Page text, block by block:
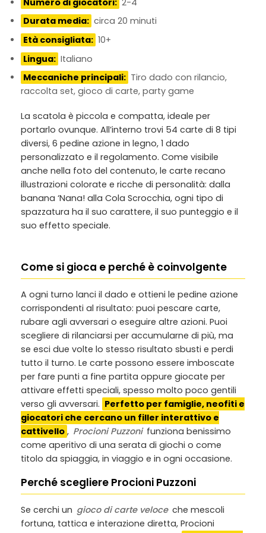
Durata media: circa 20 minuti
Età consigliata: 10+
Lingua: Italiano
Meccaniche principali: Tiro dado con rilancio,
raccolta set, gioco di carte, party game
La scatola è piccola e compatta, ideale per
portarlo ovunque. All’interno trovi 54 carte di 8 tipi
diversi, 6 pedine azione in legno, 1 dado
personalizzato e il regolamento. Come visibile
anche nella foto del contenuto, le carte recano
illustrazioni colorate e ricche di personalità: dalla
banana ‘Nana! alla Cola Scrocchia, ogni tipo di
spazzatura ha il suo carattere, il suo punteggio e il
suo effetto speciale.
Come si gioca e perché è coinvolgente
A ogni turno lanci il dado e ottieni le pedine azione
corrispondenti al risultato: puoi pescare carte,
rubare agli avversari o eseguire altre azioni. Puoi
scegliere di rilanciarsi per accumularne di più, ma
se esci due volte lo stesso risultato sbusti e perdi
tutto il turno. Le carte possono essere imboscate
per fare punti a fine partita oppure giocate per
attivare effetti speciali, spesso molto poco gentili
verso gli avversari. Perfetto per famiglie, neofiti e
giocatori che cercano un filler interattivo e
cattivello , Procioni Puzzoni funziona benissimo
come aperitivo di una serata di giochi o come
titolo da spiaggia, in viaggio e in ogni occasione.
Perché scegliere Procioni Puzzoni
Se cerchi un gioco di carte veloce che mescoli
fortuna, tattica e interazione diretta, Procioni